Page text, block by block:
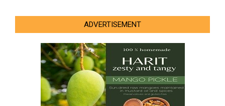
ADVERTISEMENT